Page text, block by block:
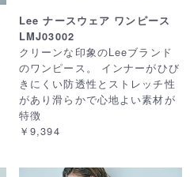
Lee ナースウェア ワンピース
LMJ03002
クリーンな印象のLeeブランド
のワンピース。 インナーがひび
きにくい防透性とストレッチ性
があり滑らかで心地よい素材が
特徴
￥9,394